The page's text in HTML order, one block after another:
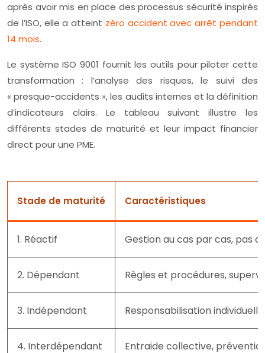
après avoir mis en place des processus sécurité inspirés
de l’ISO, elle a atteint zéro accident avec arrêt pendant
14 mois.
Le système ISO 9001 fournit les outils pour piloter cette
transformation : l’analyse des risques, le suivi des
« presque-accidents », les audits internes et la définition
d’indicateurs clairs. Le tableau suivant illustre les
différents stades de maturité et leur impact financier
direct pour une PME.
Stade de maturité Caractéristiques
1. Réactif Gestion au cas par cas, pas
2. Dépendant Règles et procédures,
3. Indépendant Responsabilisation
4. Interdépendant Entraide collective,